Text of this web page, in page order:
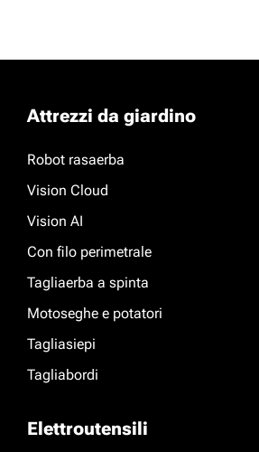
Attrezzi da giardino
Robot rasaerba
Vision Cloud
Vision AI
Con filo perimetrale
Tagliaerba a spinta
Motoseghe e potatori
Tagliasiepi
Tagliabordi
Elettroutensili